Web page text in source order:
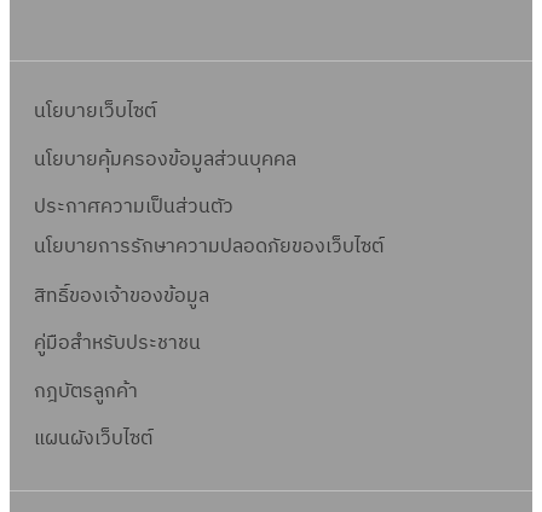
นโยบายเว็บไซต์
นโยบายคุ้มครองข้อมูลส่วนบุคคล
ประกาศความเป็นส่วนตัว
นโยบายการรักษาความปลอดภัยของเว็บไซต์
สิทธิ์ของเจ้าของข้อมูล
คู่มือสำหรับประชาชน
กฎบัตรลูกค้า
แผนผังเว็บไซต์